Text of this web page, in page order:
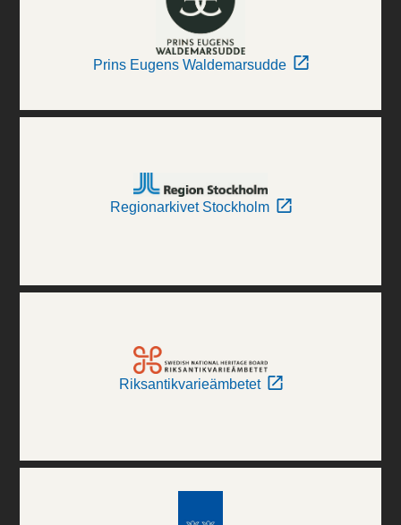
Prins Eugens Waldemarsudde
Regionarkivet Stockholm
Riksantikvarieämbetet